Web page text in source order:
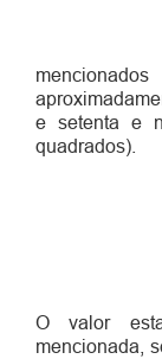
e setenta e
quadrados)
O valor
mencionada,